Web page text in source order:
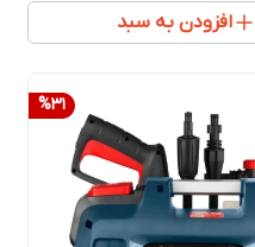
افزودن به سبد
%31